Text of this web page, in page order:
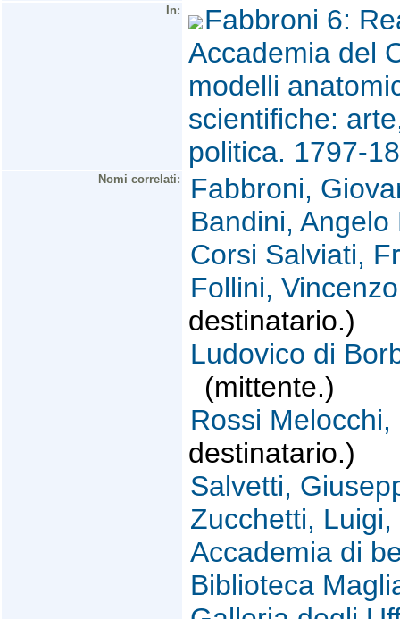
In:
Fabbroni 6:
Accademia del
modelli
scientifiche:
politica. 1797-
Nomi correlati:
Fabbroni,
Bandini,
Corsi Salviati,
Follini,
destinatario.)
Ludovico di
(mittente.)
Rossi
destinatario.)
Salvetti,
Zucchetti,
Accademia di
Biblioteca